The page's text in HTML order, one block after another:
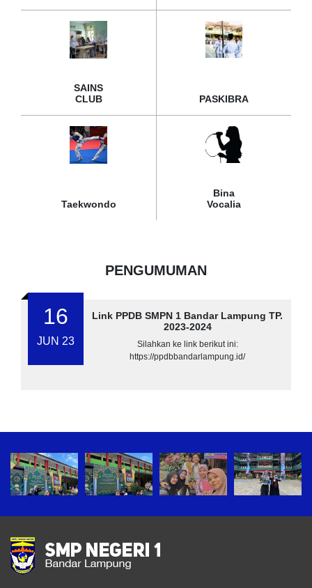
SAINS
CLUB
PASKIBRA
Taekwondo
Bina
Vocalia
PENGUMUMAN
16
JUN 23
Link PPDB SMPN 1 Bandar Lampung TP.
2023-2024
Silahkan ke link berikut ini:
https://ppdbbandarlampung.id/